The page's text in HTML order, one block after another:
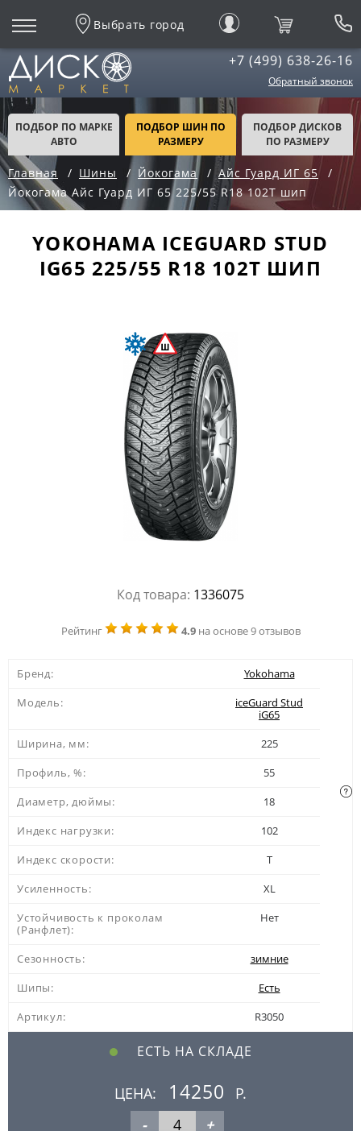
Выбрать город
+7 (499) 638-26-16
Обратный звонок
ПОДБОР ПО МАРКЕ
АВТО
ПОДБОР ШИН ПО
РАЗМЕРУ
ПОДБОР ДИСКОВ
ПО РАЗМЕРУ
Главная Шины Йокогама
Айс Гуард ИГ 65
Йокогама Айс Гуард ИГ 65 225/55 R18 102T шип
YOKOHAMA ICEGUARD STUD
IG65 225/55 R18 102T ШИП
Код товара: 1336075
Рейтинг 4.9на основе 9 отзывов
Бренд:
Yokohama
Модель:
iceGuard Stud
iG65
Ширина, мм:
225
Профиль, %:
55
Диаметр, дюймы:
18
Индекс нагрузки:
102
Индекс скорости:
T
Усиленность:
XL
Устойчивость к проколам
(Ранфлет):
Нет
Сезонность:
зимние
Шипы:
Есть
Артикул:
R3050
ЕСТЬ НА СКЛАДЕ
ЦЕНА: 14250
Р.
-
+